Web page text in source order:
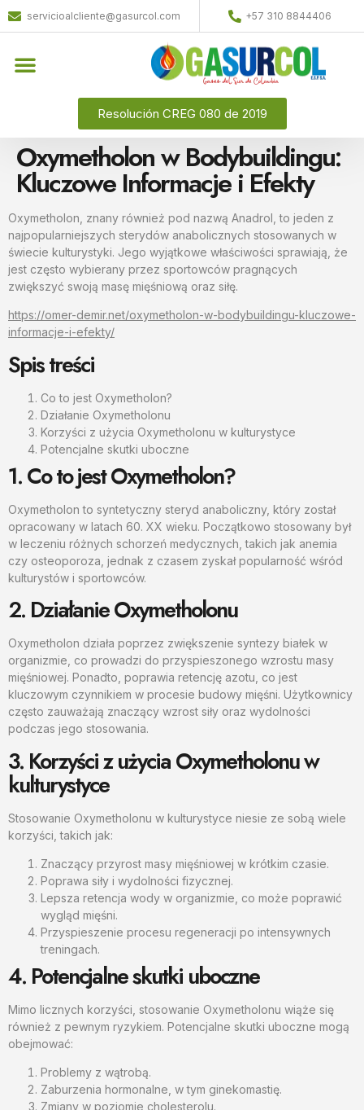
servicioalcliente@gasurcol.com +57 310 8844406
Resolución CREG 080 de 2019
Oxymetholon w Bodybuildingu:
Kluczowe Informacje i Efekty
Oxymetholon, znany również pod nazwą Anadrol, to jeden z
najpopularniejszych sterydów anabolicznych stosowanych w
świecie kulturystyki. Jego wyjątkowe właściwości sprawiają, że
jest często wybierany przez sportowców pragnących
zwiększyć swoją masę mięśniową oraz siłę.
https://omer-demir.net/oxymetholon-w-bodybuildingu-kluczowe-
informacje-i-efekty/
Spis treści
Co to jest Oxymetholon?
Działanie Oxymetholonu
Korzyści z użycia Oxymetholonu w kulturystyce
Potencjalne skutki uboczne
1. Co to jest Oxymetholon?
Oxymetholon to syntetyczny steryd anaboliczny, który został
opracowany w latach 60. XX wieku. Początkowo stosowany był
w leczeniu różnych schorzeń medycznych, takich jak anemia
czy osteoporoza, jednak z czasem zyskał popularność wśród
kulturystów i sportowców.
2. Działanie Oxymetholonu
Oxymetholon działa poprzez zwiększenie syntezy białek w
organizmie, co prowadzi do przyspieszonego wzrostu masy
mięśniowej. Ponadto, poprawia retencję azotu, co jest
kluczowym czynnikiem w procesie budowy mięśni. Użytkownicy
często zauważają znaczący wzrost siły oraz wydolności
podczas jego stosowania.
3. Korzyści z użycia Oxymetholonu w
kulturystyce
Stosowanie Oxymetholonu w kulturystyce niesie ze sobą wiele
korzyści, takich jak:
Znaczący przyrost masy mięśniowej w krótkim czasie.
Poprawa siły i wydolności fizycznej.
Lepsza retencja wody w organizmie, co może poprawić
wygląd mięśni.
Przyspieszenie procesu regeneracji po intensywnych
treningach.
4. Potencjalne skutki uboczne
Mimo licznych korzyści, stosowanie Oxymetholonu wiąże się
również z pewnym ryzykiem. Potencjalne skutki uboczne mogą
obejmować:
Problemy z wątrobą.
Zaburzenia hormonalne, w tym ginekomastię.
Zmiany w poziomie cholesterolu.